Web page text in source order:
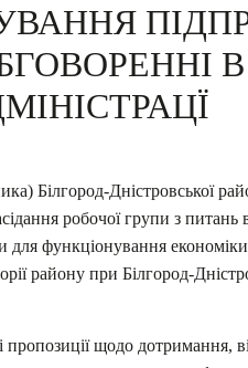
В
Білгород-Дністровської
робочої групи з питань
функціонування
району при Білгород-
пропозиції щодо дотримання,